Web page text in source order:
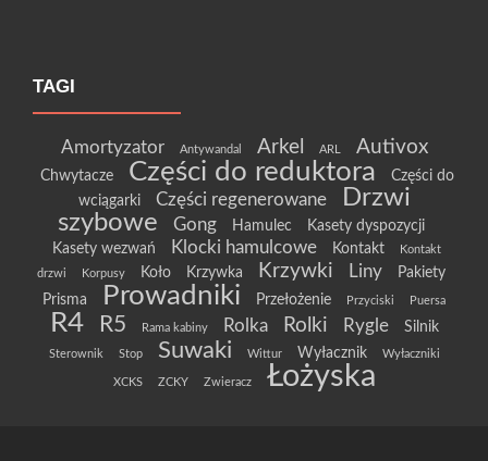
TAGI
Amortyzator Antywandal Arkel ARL Autivox
Chwytacze Części do reduktora
Części do
wciągarki
Części regenerowane
Drzwi
szybowe
Gong Hamulec
Kasety dyspozycji
Kasety wezwań
Klocki hamulcowe Kontakt
Kontakt
drzwi
Korpusy Koło Krzywka Krzywki Liny
Pakiety
Prisma
Prowadniki Przełożenie Przyciski Puersa
R4 R5 Rama kabiny Rolka Rolki Rygle Silnik
Sterownik Stop Suwaki Wittur Wyłacznik Wyłaczniki
XCKS ZCKY Zwieracz Łożyska